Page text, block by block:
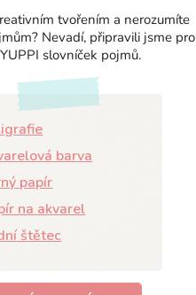
tvořením a nerozumíte
Nevadí, připravili jsme pro
slovníček pojmů.
barva
papír
na akvarel
štětec